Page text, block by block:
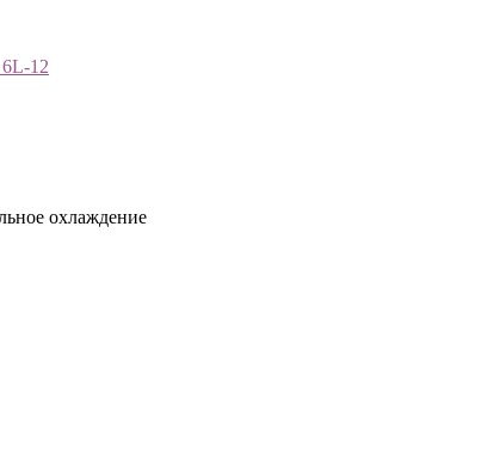
12
охлаждение